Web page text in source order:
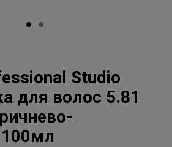
Studio
для волос 5.81